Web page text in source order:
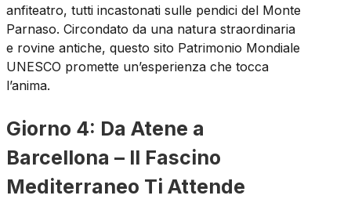
anfiteatro, tutti incastonati sulle pendici del Monte
Parnaso. Circondato da una natura straordinaria
e rovine antiche, questo sito Patrimonio Mondiale
UNESCO promette un’esperienza che tocca
l’anima.
Giorno 4: Da Atene a
Barcellona – Il Fascino
Mediterraneo Ti Attende